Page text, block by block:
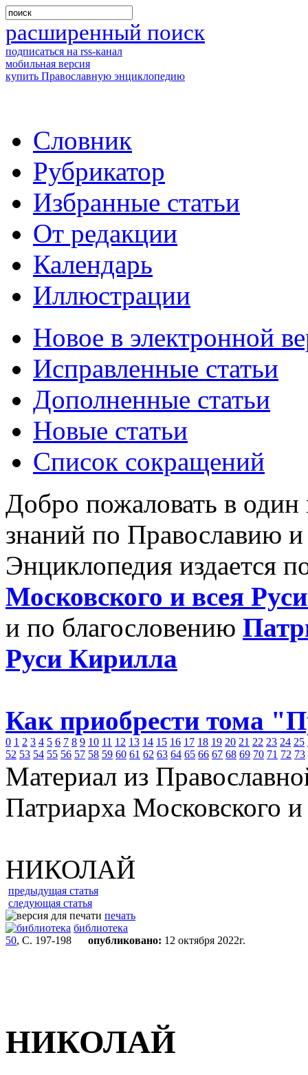
расширенный поиск
подписаться на rss-канал
мобильная версия
купить Православную энциклопедию
Словник
Рубрикатор
Избранные статьи
От редакции
Календарь
Иллюстрации
Новое в электронной
Исправленные статьи
Дополненные статьи
Новые статьи
Список сокращений
Добро пожаловать в
знаний по Православию
Энциклопедия издается
Московского и всея
и по благословению
Руси Кирилла
Как приобрести тома
0 1 2 3 4 5 6 7 8 9 10 11 12 13 14 15 16 17 18 19 20 21 22 23 24 25
52 53 54 55 56 57 58 59 60 61 62 63 64 65 66 67 68 69 70 71 72 73
Материал из
Патриарха Московского
НИКОЛАЙ
предыдущая статья
следующая статья
печать
библиотека
50, С. 197-198 опубликовано: 12 октября 2022г.
НИКОЛАЙ